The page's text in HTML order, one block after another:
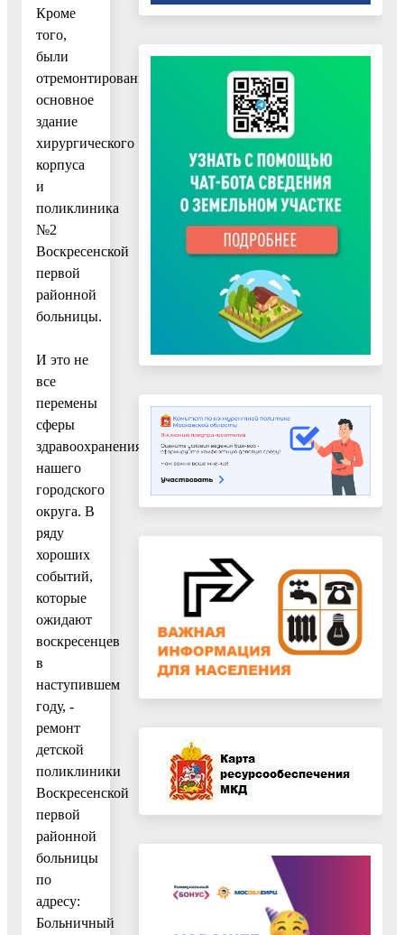
Кроме
того,
были
отремонтированы
основное
здание
хирургического
корпуса
и
поликлиника
№2
Воскресенской
первой
районной
больницы.
И это не
все
перемены
сферы
здравоохранения
нашего
городского
округа. В
ряду
хороших
событий,
которые
ожидают
воскресенцев
в
наступившем
году, -
ремонт
детской
поликлиники
Воскресенской
первой
районной
больницы
по
адресу:
Больничный